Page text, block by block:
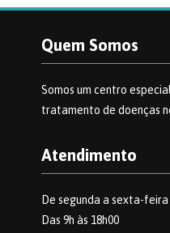
Quem Somos
Somos um centro
tratamento de doenças
Atendimento
De segunda a sexta-feira
Das 9h às 18h00